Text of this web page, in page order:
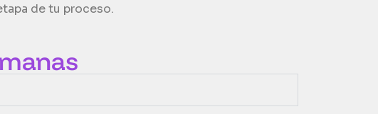
de tu proceso.